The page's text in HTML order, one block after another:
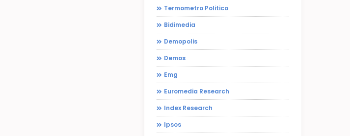
Termometro Politico
Bidimedia
Demopolis
Demos
Emg
Euromedia Research
Index Research
Ipsos